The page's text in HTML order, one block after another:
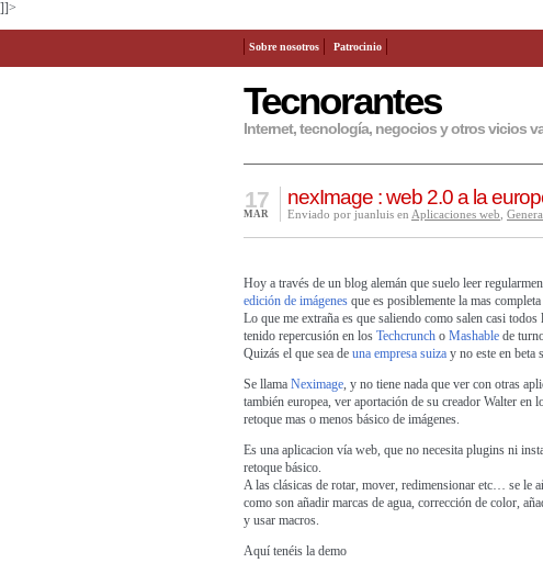
]]>
Tecnorantes
Internet, tecnología, negocios y otros vicios
Sobre nosotros Patrocinio
nexImage : web 2.0 a la
17
MAR Enviado por juanluis en Aplicaciones web
Hoy a través de un blog alemán que suelo leer
edición de imágenes que es posiblemente la mas
Lo que me extraña es que saliendo como salen casi
tenido repercusión en los Techcrunch o Mashable de
Quizás el que sea de una empresa suiza y no este en beta
Se llama Neximage, y no tiene nada que ver con otras
también europea, ver aportación de su creador Walter en
retoque mas o menos básico de imágenes.
Es una aplicacion vía web, que no necesita plugins ni
retoque básico.
A las clásicas de rotar, mover, redimensionar etc… se le
como son añadir marcas de agua, corrección de color,
y usar macros.
Aquí tenéis la demo